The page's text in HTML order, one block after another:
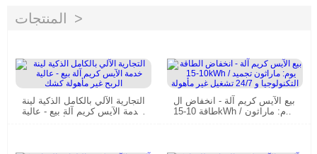
المنتجات
التجارية الآلي بالكامل الذكية لينة
خدمة الآيس كريم آلة بيع - عالية
بيع الآيس كريم آلة - انخفاض ال
طاقة 10-15kWh / يوم: ماراثون